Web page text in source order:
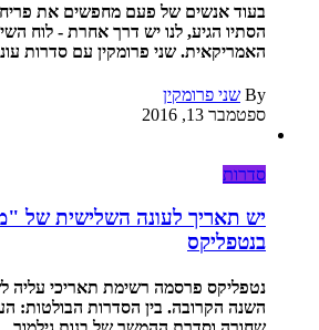
בעוד אנשים של פעם מחפשים את
הסתיו הגיע, לנו יש דרך אחרת - לוח
האמריקאית. שני פרומקין עם סדרות
By שני פרומקין
ספטמבר 13, 2016
סדרות
יש תאריך לעונה השלישית של
בנטפליקס
נטפליקס פרסמה רשימת תאריכי עליה
השנה הקרובה. בין הסדרות הבולטות: